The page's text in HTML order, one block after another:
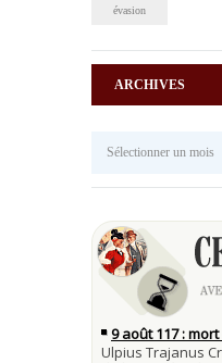
évasion
ARCHIVES